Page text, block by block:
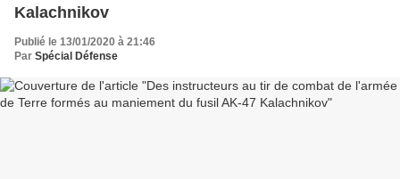
Kalachnikov
Publié le 13/01/2020 à 21:46
Par Spécial Défense